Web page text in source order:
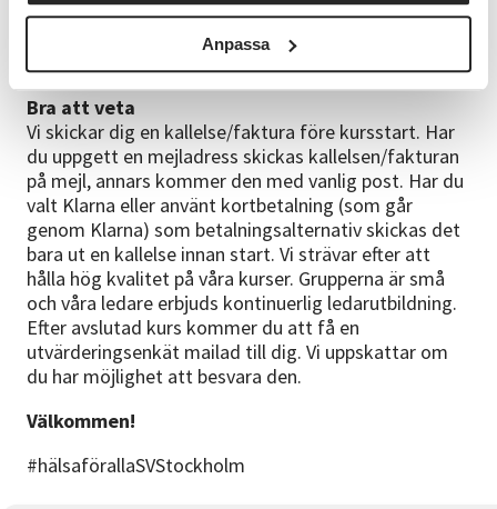
Anpassa
Kursledare
Kerstin Carlsson, hälsoinspiratör och
Linedanceinstruktör Marie Lander, Dansinstruktör
Bra att veta
Vi skickar dig en kallelse/faktura före kursstart. Har
du uppgett en mejladress skickas kallelsen/fakturan
på mejl, annars kommer den med vanlig post. Har du
valt Klarna eller använt kortbetalning (som går
genom Klarna) som betalningsalternativ skickas det
bara ut en kallelse innan start. Vi strävar efter att
hålla hög kvalitet på våra kurser. Grupperna är små
och våra ledare erbjuds kontinuerlig ledarutbildning.
Efter avslutad kurs kommer du att få en
utvärderingsenkät mailad till dig. Vi uppskattar om
du har möjlighet att besvara den.
Välkommen!
#hälsaförallaSVStockholm